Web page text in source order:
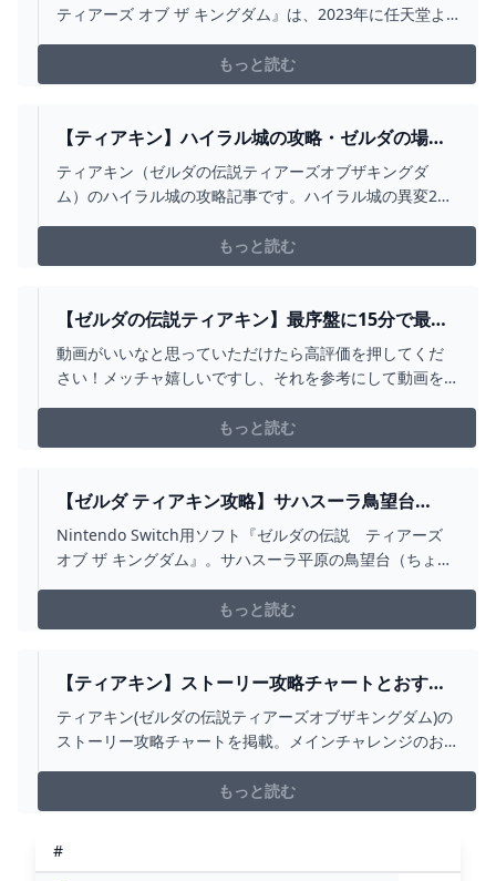
ティアーズ オブ ザ キングダム』は、2023年に任天堂よ
の壮大な世界観や個性あふれるキャラクター、心に残る
シーンやセリフをＴシャツとして表現しデザインに落と
もっと読む
【ティアキン】ハイラル城の攻略・ゼルダの場所
【ゼルダの伝説ティアーズオブザキングダム】｜
ゲームエイト
ティアキン（ゼルダの伝説ティアーズオブザキングダ
ム）のハイラル城の攻略記事です。ハイラル城の異変2回
もっと読む
【ゼルダの伝説ティアキン】最序盤に15分で最強
装備を含む全身装備をコンプリートするルート紹
介！（TOTK、ティアーズオブザキングダム） -
動画がいいなと思っていただけたら高評価を押してくだ
さい！メッチャ嬉しいですし、それを参考にして動画を
を運営中です！よろしくお願いします！【ゲーム動画】
TeamTEMAKI ➡ http://youtube.com/c/TeamTEMAKI
もっと読む
【ゼルダ ティアキン攻略】サハスーラ鳥望台
（塔）の解法条件【ティアーズ オブ ザ キングダ
ム】 ゲーム・エンタメ最新情報のファミ通.COM
Nintendo Switch用ソフト『ゼルダの伝説 ティアーズ
オブ ザ キングダム』。サハスーラ平原の鳥望台（ちょう
ので、自分で気づきたい方は上からゆっくりと読んでい
ただきたい。
もっと読む
【ティアキン】ストーリー攻略チャートとおすす
め順番【ゼルダの伝説ティアーズオブザキングダ
ム】 - アルテマ
ティアキン(ゼルダの伝説ティアーズオブザキングダム)の
ストーリー攻略チャートを掲載。メインチャレンジのお
もっと読む
#